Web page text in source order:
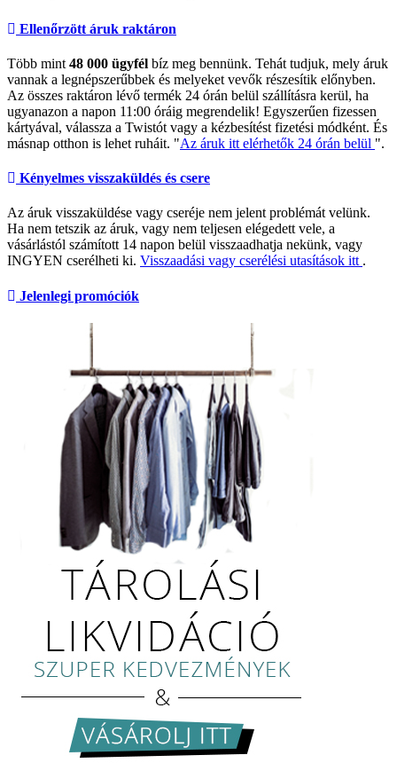
Ellenőrzött áruk raktáron
Több mint 48 000 ügyfél bíz meg bennünk. Tehát tudjuk, mely áruk
vannak a legnépszerűbbek és melyeket vevők részesítik előnyben.
Az összes raktáron lévő termék 24 órán belül szállításra kerül, ha
ugyanazon a napon 11:00 óráig megrendelik! Egyszerűen fizessen
kártyával, válassza a Twistót vagy a kézbesítést fizetési módként. És
másnap otthon is lehet ruháit. "Az áruk itt elérhetők 24 órán belül ".
Kényelmes visszaküldés és csere
Az áruk visszaküldése vagy cseréje nem jelent problémát velünk.
Ha nem tetszik az áruk, vagy nem teljesen elégedett vele, a
vásárlástól számított 14 napon belül visszaadhatja nekünk, vagy
INGYEN cserélheti ki. Visszaadási vagy cserélési utasítások itt .
Jelenlegi promóciók